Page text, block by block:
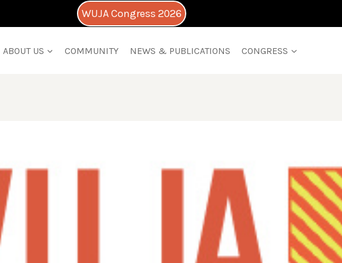
WUJA Congress 2026
ABOUT US COMMUNITY NEWS & PUBLICATIONS CONGRESS